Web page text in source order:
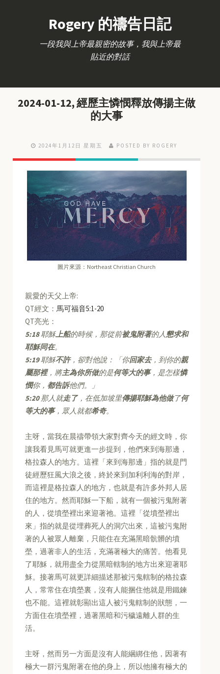
Rogery 的禱告日記
一段我與上帝最親密的故事，我與上帝最
貼近的對話
2024-01-12, 經歷主憐憫釋放傳揚主做
的大事
2024年1月12日 星期五 POSTED BY ROGERY
圖片來源：Northeast Christian Church
親愛的天父上帝:
QT經文：馬可福音5:1-20
QT亮光：
5:18耶穌上船的時候，那從前被鬼附著的人懇求和
耶穌同在。
5:19耶穌不許，卻對他說：「你回家去，到你的親
屬那裡，將主為你所做的是何等大的事，是怎樣憐
憫你， 都告訴他們。」
5:20那人就走了，在低加坡里傳揚耶穌為他做了何
等大的事，眾人就都希奇。
主呀，當我在晨禱帶領大家對齊今天的經文時，你
讓我看見馬可就更進一步提到，他們來到海那邊，
格拉森人的地方。這裡「來到海那邊」指的就是門
徒經歷狂風大浪之後，終於來到加利利海的對岸，
而這裡是格拉森人的地方，也就是有許多外邦人居
住的地方。然而耶穌一下船，就有一個被污鬼附著
的人，從墳塋裡出來迎著祂。這裡「從墳塋裡出
來」指的就是從埋葬死人的洞穴出來，這被污鬼附
著的人被眾人離棄，只能住在充滿黑暗骯髒的墳
塋，過著非人的生活，充滿著極大的痛苦。他看見
了耶穌，就用盡全力從黑暗轄制的地方出來迎著耶
穌。接著馬可就更詳細描述那被污鬼轄制的格拉森
人，常常住在墳塋裏，沒有人能捆住他就是用鐵鍊
也不能。這裡就彰顯出這人被污鬼轄制的狀態，一
方面住在墳塋裡，過著黑暗和污穢遠離人群的生
活。
主呀，然而另一方面是沒有人能綑綁住他，因著有
極大一群污鬼附著在他的身上，所以他擁有極大的